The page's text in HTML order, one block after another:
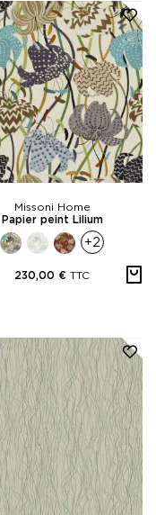
Missoni Home
Papier peint Lilium
+2
230,00 € TTC